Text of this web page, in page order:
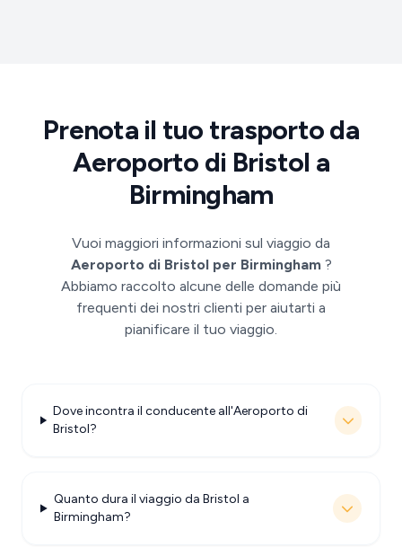
Prenota il tuo trasporto da
Aeroporto di Bristol a
Birmingham
Vuoi maggiori informazioni sul viaggio da
Aeroporto di Bristol per Birmingham ?
Abbiamo raccolto alcune delle domande più
frequenti dei nostri clienti per aiutarti a
pianificare il tuo viaggio.
Dove incontra il conducente all'Aeroporto di
Bristol?
Quanto dura il viaggio da Bristol a
Birmingham?